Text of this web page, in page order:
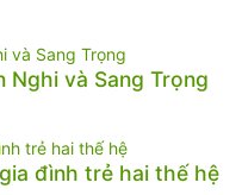
Nghi và Sang Trọng
đình trẻ hai thế hệ